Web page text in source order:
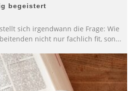
begeistert
sich irgendwann die Frage: Wie
nicht nur fachlich fit, son...